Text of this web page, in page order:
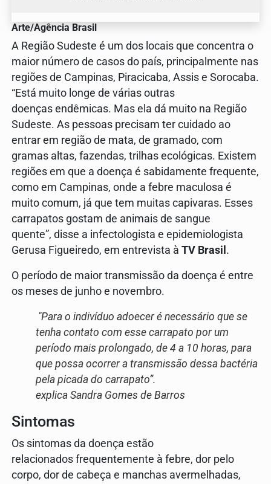
Arte/Agência Brasil
A Região Sudeste é um dos locais que concentra o
maior número de casos do país, principalmente nas
regiões de Campinas, Piracicaba, Assis e Sorocaba.
“Está muito longe de várias outras
doenças endêmicas. Mas ela dá muito na Região
Sudeste. As pessoas precisam ter cuidado ao
entrar em região de mata, de gramado, com
gramas altas, fazendas, trilhas ecológicas. Existem
regiões em que a doença é sabidamente frequente,
como em Campinas, onde a febre maculosa é
muito comum, já que tem muitas capivaras. Esses
carrapatos gostam de animais de sangue
quente”, disse a infectologista e epidemiologista
Gerusa Figueiredo, em entrevista à TV Brasil .
O período de maior transmissão da doença é entre
os meses de junho e novembro.
"Para o indivíduo adoecer é necessário que se
tenha contato com esse carrapato por um
período mais prolongado, de 4 a 10 horas, para
que possa ocorrer a transmissão dessa bactéria
pela picada do carrapato”.
explica Sandra Gomes de Barros
Sintomas
Os sintomas da doença estão
relacionados frequentemente à febre, dor pelo
corpo, dor de cabeça e manchas avermelhadas,